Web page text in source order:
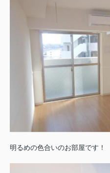
明るめの色合いのお部屋です！